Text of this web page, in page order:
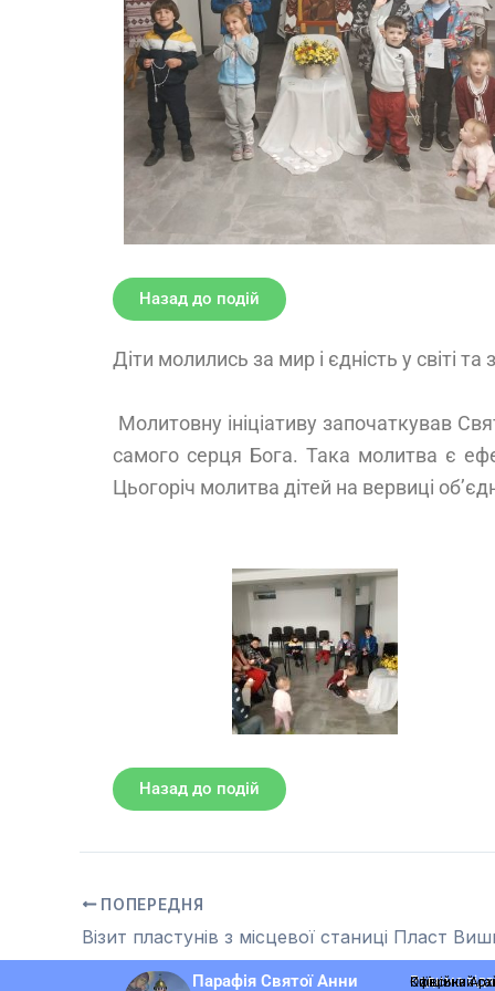
Назад до подій
Діти молились за мир і єдність у світі
Молитовну ініціативу започаткував
самого серця Бога. Така молитва є
Цьогоріч молитва дітей на вервиці
Назад до подій
ПОПЕРЕДНЯ
Візит пластунів з місцевої станиці Пласт
Парафія Святої Анни
Радимо
Офіційний
Київська